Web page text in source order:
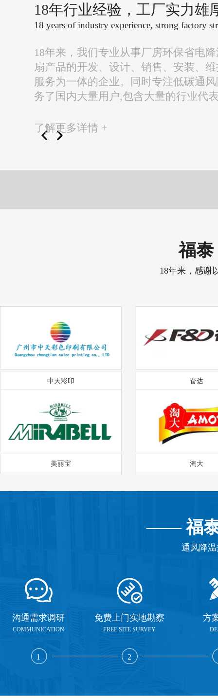
18年行业经验，工厂实力雄
18 years of industry experience, strong factory
18年来，我们专业从事厂房环保省电
扇产品的开发、设计、销售、安装、
服务为一体的企业。同时专注低碳通
务了国内大量用户,包含大量的行业代
了解更多详情 +
福泰
18年来，感谢
中天彩印 奋达
美丽宝 淘大
——福
通风降
沟通需求调研
COMMUNICATION
1
免费上门实地勘察
FREE SITE SURVEY
2
方